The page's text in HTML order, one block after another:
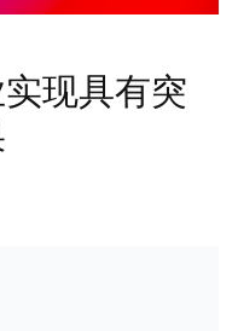
现具有突